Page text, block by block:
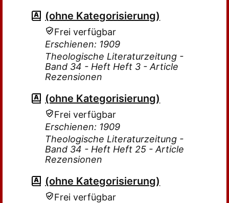
(ohne Kategorisierung)
Frei verfügbar
Erschienen: 1909
Theologische Literaturzeitung -
Band 34 - Heft Heft 3 - Article
Rezensionen
(ohne Kategorisierung)
Frei verfügbar
Erschienen: 1909
Theologische Literaturzeitung -
Band 34 - Heft Heft 25 - Article
Rezensionen
(ohne Kategorisierung)
Frei verfügbar